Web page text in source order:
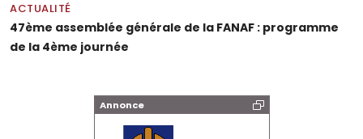
ACTUALITÉ
47ème assemblée générale de la FANAF : programme
de la 4ème journée
Annonce